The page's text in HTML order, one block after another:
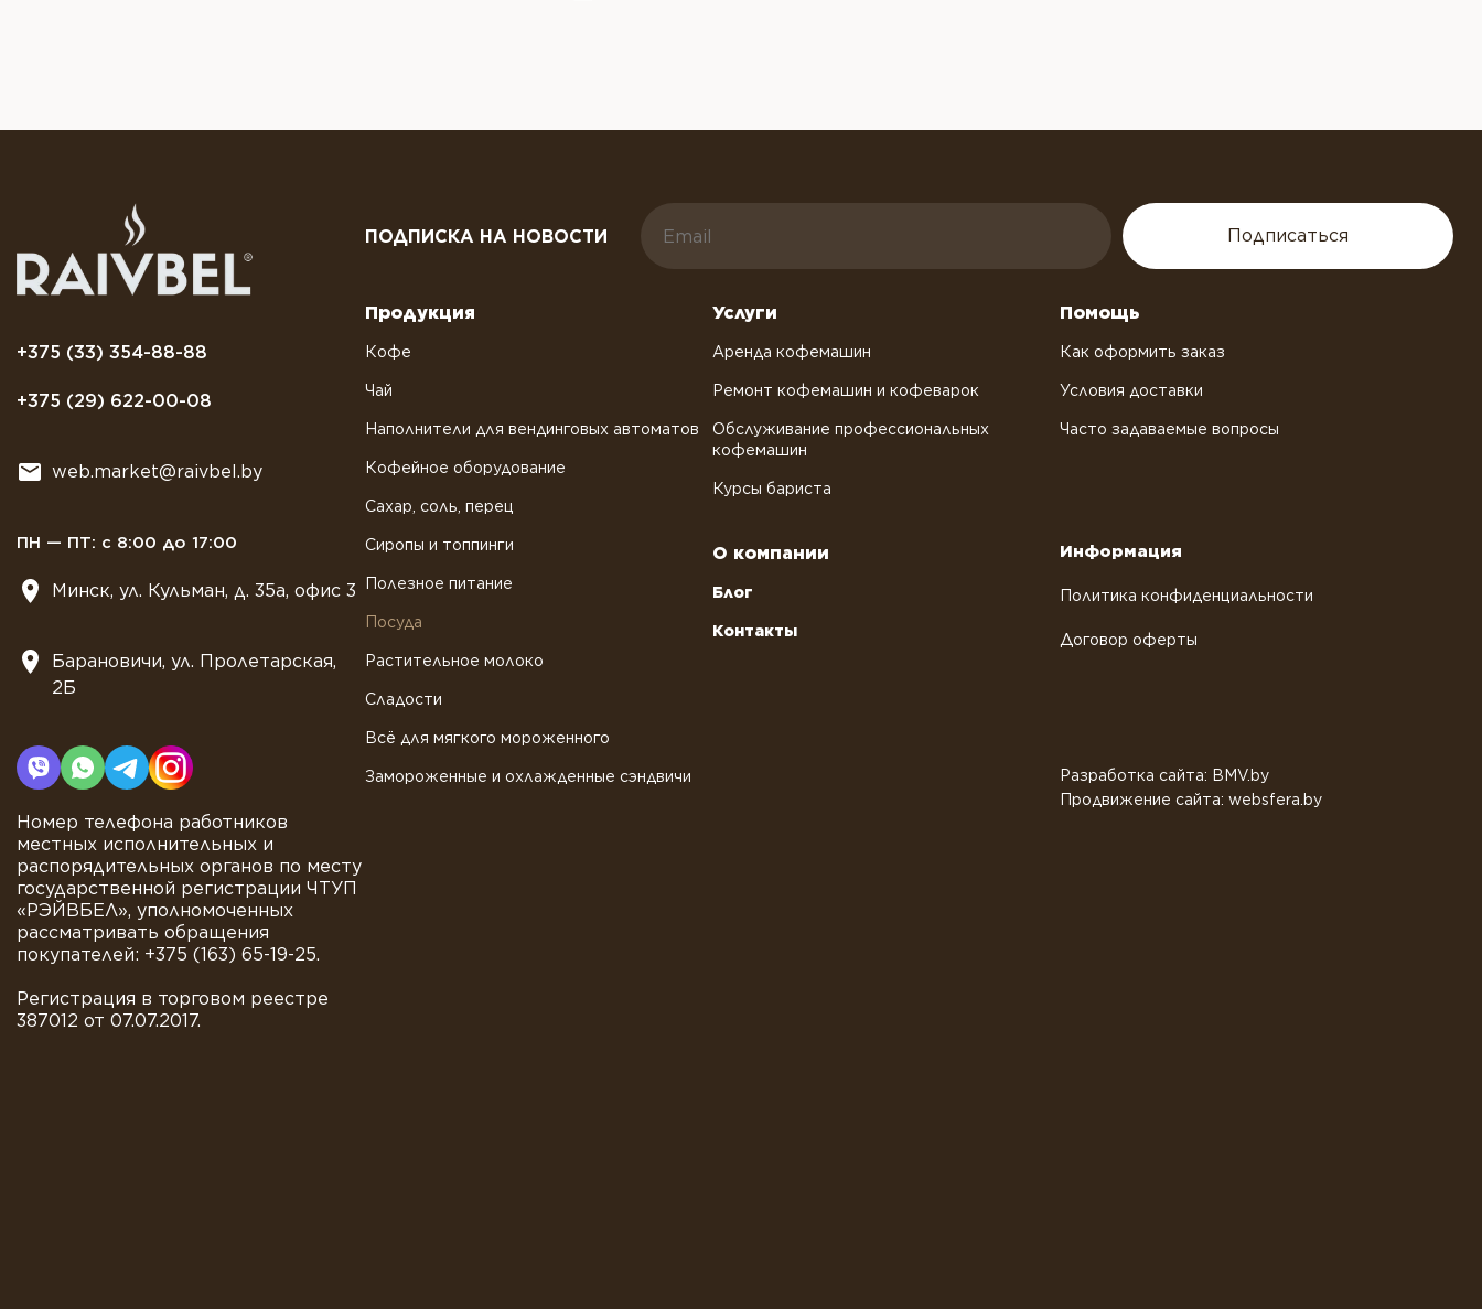
+375 (33) 354-88-88
+375 (29) 622-00-08
web.market@raivbel.by
ПН — ПТ: с 8:00 до 17:00
Минск, ул. Кульман, д. 35а, офис 3
Барановичи, ул. Пролетарская,
2Б
Номер телефона работников
местных исполнительных и
распорядительных органов по месту
государственной регистрации ЧТУП
«РЭЙВБЕЛ», уполномоченных
рассматривать обращения
покупателей: +375 (163) 65-19-25.
Регистрация в торговом реестре
387012 от 07.07.2017.
ПОДПИСКА НА НОВОСТИ Подписаться
Продукция
Кофе
Чай
Наполнители для вендинговых автоматов
Кофейное оборудование
Сахар, соль, перец
Сиропы и топпинги
Полезное питание
Посуда
Растительное молоко
Сладости
Всё для мягкого мороженного
Замороженные и охлажденные сэндвичи
Услуги
Аренда кофемашин
Ремонт кофемашин и кофеварок
Обслуживание профессиональных
кофемашин
Курсы бариста
О компании
Блог
Контакты
Помощь
Как оформить заказ
Условия доставки
Часто задаваемые вопросы
Информация
Политика конфиденциальности
Договор оферты
Разработка сайта: BMV.by
Продвижение сайта: websfera.by